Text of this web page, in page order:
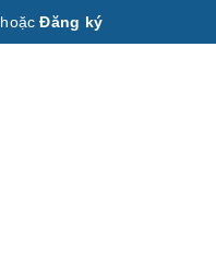
hoặc Đăng ký